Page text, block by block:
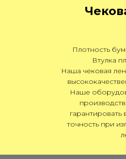
Плотность
Втулка
Наша чековая
Наше
гарантировать
точность при